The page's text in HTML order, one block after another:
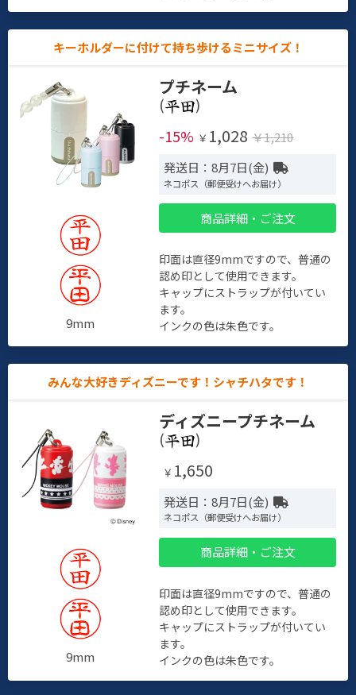
キーホルダーに付けて持ち歩けるミニサイズ！
9mm
プチネーム
(
)
-15% ￥ 1,028 ￥1,210
発送日：8月7日(金)
ネコポス（郵便受けへお届け）
商品詳細・ご注文
印面は直径9mmですので、普通の
認め印として使用できます。
キャップにストラップが付いてい
ます。
インクの色は朱色です。
みんな大好きディズニーです！シャチハタです！
9mm
ディズニープチネーム
( )
￥ 1,650
発送日：8月7日(金)
ネコポス（郵便受けへお届け）
商品詳細・ご注文
印面は直径9mmですので、普通の
認め印として使用できます。
キャップにストラップが付いてい
ます。
インクの色は朱色です。